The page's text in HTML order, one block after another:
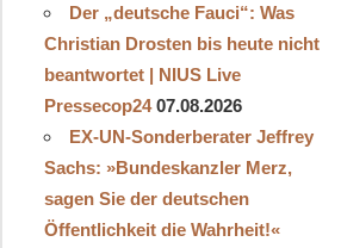
Der „deutsche Fauci“: Was
Christian Drosten bis heute nicht
beantwortet | NIUS Live
Pressecop24 07.08.2026
EX-UN-Sonderberater Jeffrey
Sachs: »Bundeskanzler Merz,
sagen Sie der deutschen
Öffentlichkeit die Wahrheit!«